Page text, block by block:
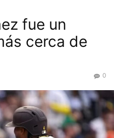
fue un
cerca de
0